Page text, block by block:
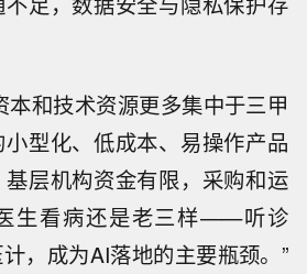
本和技术资源更多集中于三甲
型化、低成本、易操作产品
层机构资金有限，采购和运
生看病还是老三样——听诊
，成为AI落地的主要瓶颈。”